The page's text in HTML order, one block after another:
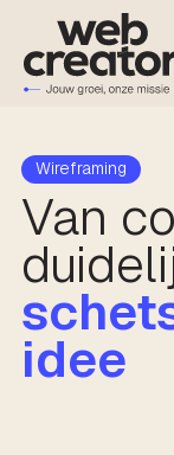
Wireframing
Van
idee